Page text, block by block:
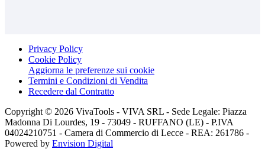
Privacy Policy
Cookie Policy
Aggiorna le preferenze sui cookie
Termini e Condizioni di Vendita
Recedere dal Contratto
Copyright © 2026 VivaTools - VIVA SRL - Sede Legale: Piazza
Madonna Di Lourdes, 19 - 73049 - RUFFANO (LE) - P.IVA
04024210751 - Camera di Commercio di Lecce - REA: 261786 -
Powered by Envision Digital